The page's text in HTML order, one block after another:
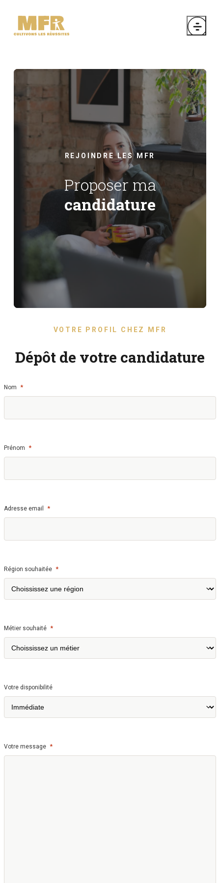
REJOINDRE LES MFR
Proposer ma
candidature
VOTRE PROFIL CHEZ MFR
Dépôt de votre candidature
Nom *
Prénom *
Adresse email *
Région souhaitée *
Métier souhaité *
Votre disponibilité
Votre message *